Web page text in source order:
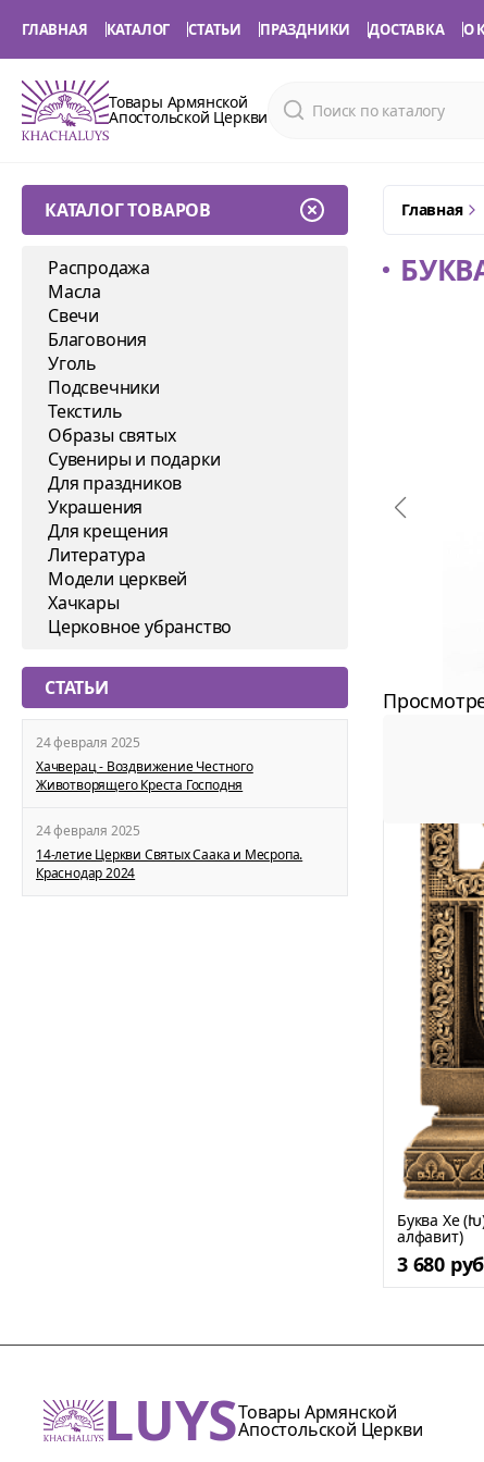
ГЛАВНАЯ КАТАЛОГ СТАТЬИ ПРАЗДНИКИ ДОСТАВКА О
Товары Армянской
Апостольской Церкви
КАТАЛОГ ТОВАРОВ
Распродажа
Масла
Свечи
Благовония
Уголь
Подсвечники
Текстиль
Образы святых
Сувениры и подарки
Для праздников
Украшения
Для крещения
Литература
Модели церквей
Хачкары
Церковное убранство
СТАТЬИ
24 февраля 2025
Хачверац - Воздвижение Честного
Животворящего Креста Господня
24 февраля 2025
14-летие Церкви Святых Саака и Месропа.
Краснодар 2024
Главная
Буква Хе
алфавит)
3 680
LUYSТовары Армянской
Апостольской Церкви